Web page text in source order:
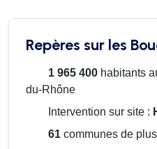
Repères sur les
1 965 400 habitants
du-Rhône
Intervention sur site :
61 communes de